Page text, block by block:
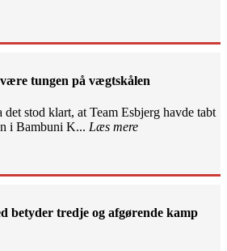
tungen på vægtskålen
stod klart, at Team Esbjerg havde tabt
i Bambuni K... Læs mere
betyder tredje og afgørende kamp